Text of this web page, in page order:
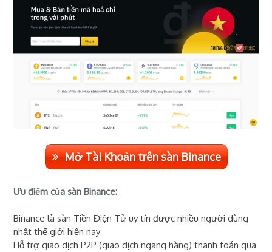
Mở Tài Khoản trên sàn Binance
Ưu điểm của sàn Binance:
Binance là sàn Tiền Điện Tử uy tín được nhiều người dùng
nhất thế giới hiện nay
Hỗ trợ giao dịch P2P (giao dịch ngang hàng) thanh toán qua